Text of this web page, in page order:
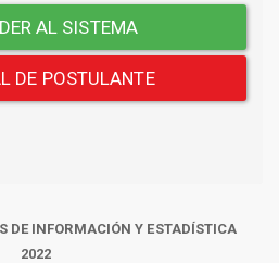
AL SISTEMA
DE POSTULANTE
DE INFORMACIÓN Y ESTADÍSTICA
2022